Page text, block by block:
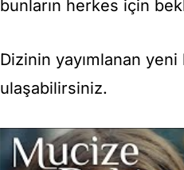
bunların herkes için
Dizinin yayımlanan
ulaşabilirsiniz.